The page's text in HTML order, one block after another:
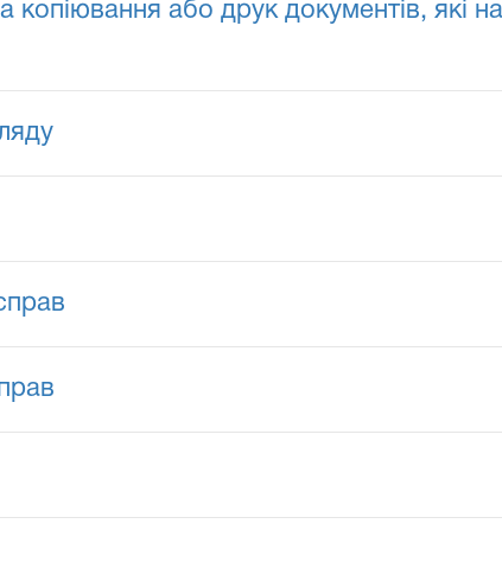
або друк документів, які